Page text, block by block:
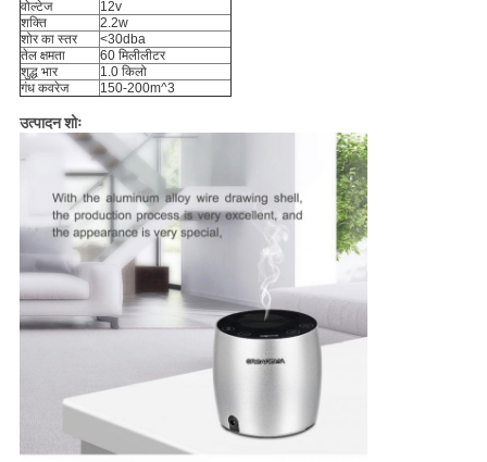
वोल्टेज
12v
शक्ति
2.2w
शोर का स्तर
<30dba
तेल क्षमता
60 मिलीलीटर
शुद्ध भार
1.0 किलो
गंध कवरेज
150-200m^3
उत्पादन शोः